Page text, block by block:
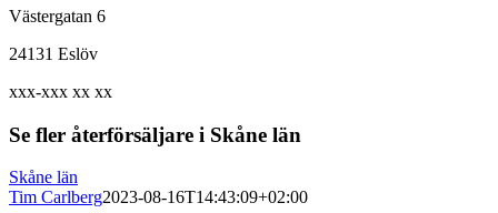
Västergatan 6
24131 Eslöv
xxx-xxx xx xx
Se fler återförsäljare i Skåne län
Skåne län
Tim Carlberg2023-08-16T14:43:09+02:00